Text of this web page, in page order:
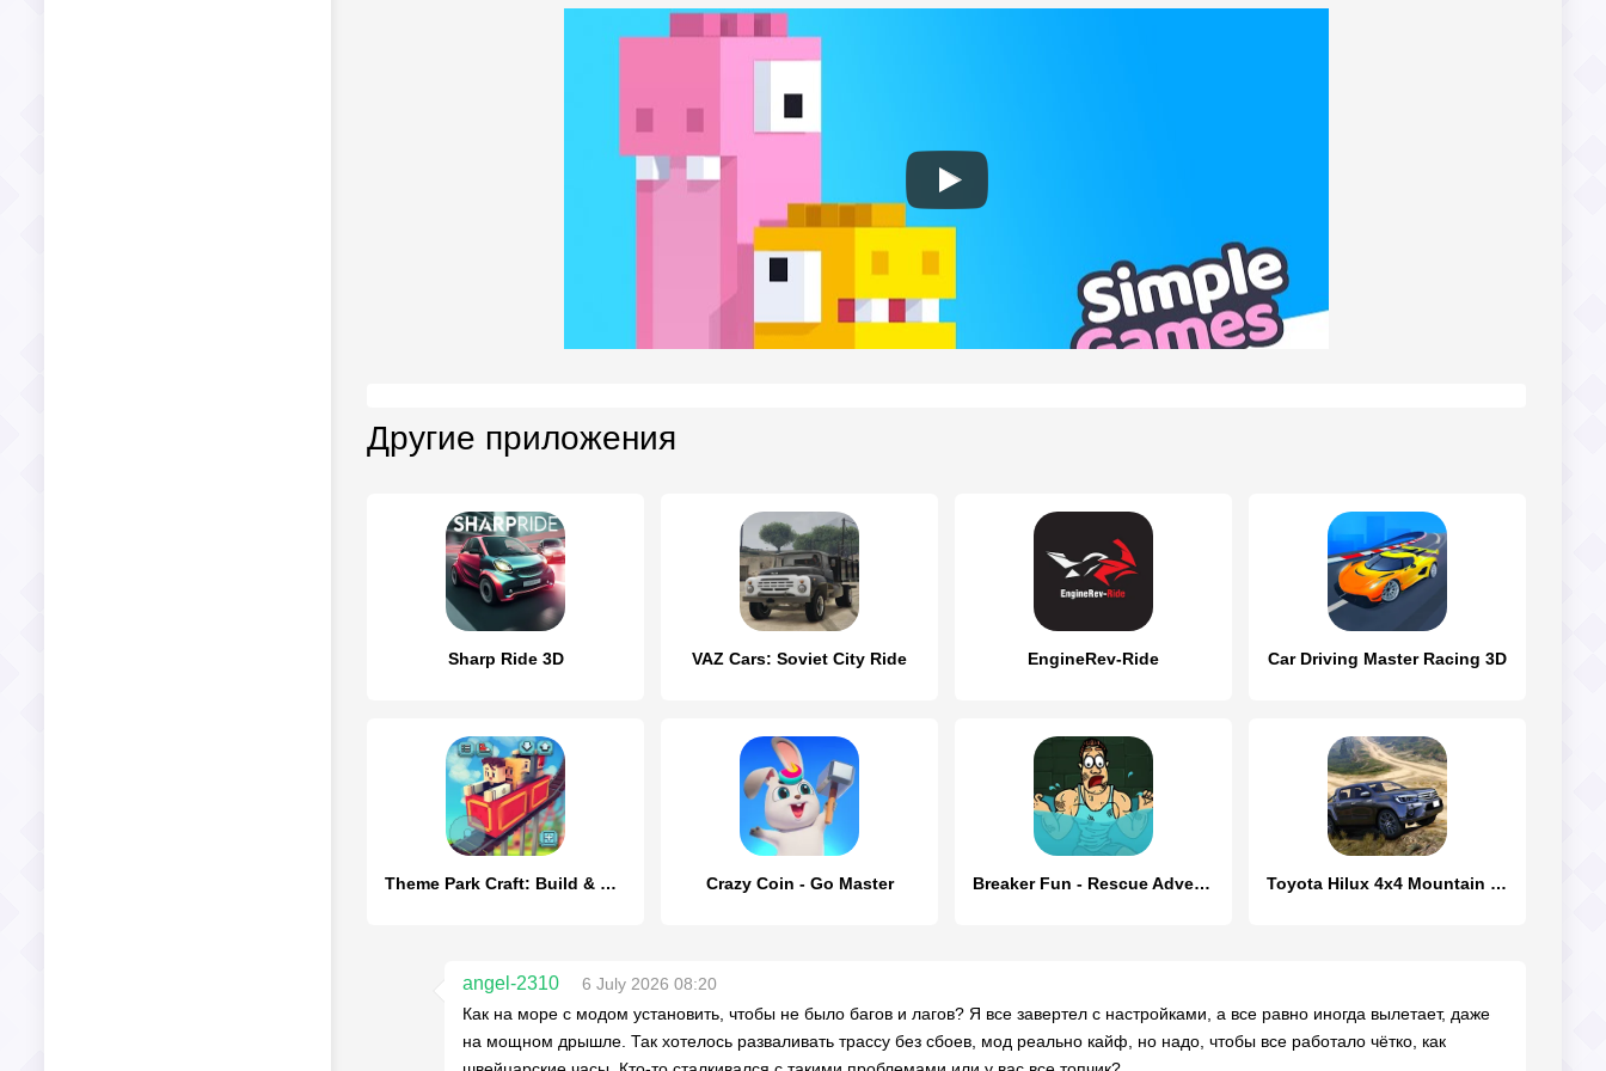
Другие приложения
Sharp Ride 3D VAZ Cars: Soviet City Ride EngineRev-Ride Car Driving Master Racing 3D
Theme Park Craft: Build & Ride Crazy Coin - Go Master Breaker Fun - Rescue Adventure Toyota Hilux 4x4 Mountain Ride
angel-2310
6 July 2026 08:20
Как на море с модом установить, чтобы не было багов и лагов? Я все завертел с настройками, а все равно иногда вылетает, даже
на мощном дрышле. Так хотелось разваливать трассу без сбоев, мод реально кайф, но надо, чтобы все работало чётко, как